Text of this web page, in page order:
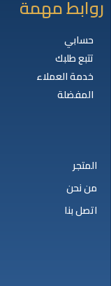
روابط مهمة
حسابي
تتبع طلبك
خدمة العملاء
المفضلة
المتجر
من نحن
اتصل بنا